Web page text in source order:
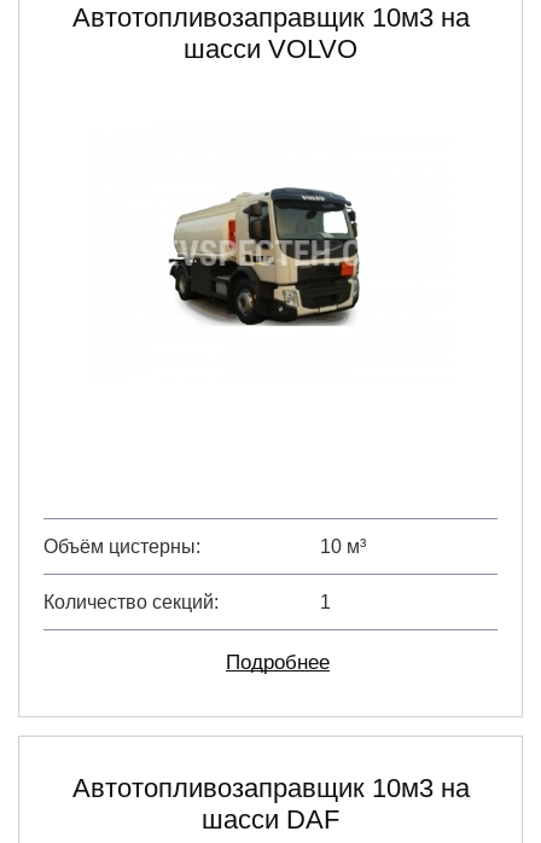
Автотопливозаправщик 10м3 на
шасси VOLVO
Объём цистерны 10 м³
Количество секций 1
Подробнее
Автотопливозаправщик 10м3 на
шасси DAF